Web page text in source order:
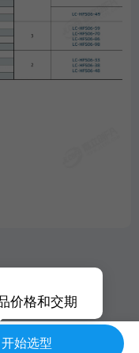
价格和交期
开始选型